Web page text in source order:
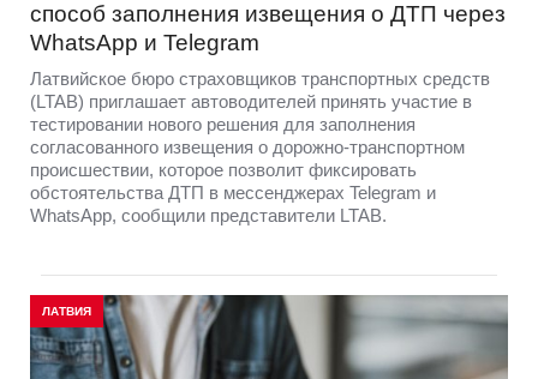
способ заполнения извещения о ДТП через
WhatsApp и Telegram
Латвийское бюро страховщиков транспортных средств
(LTAB) приглашает автоводителей принять участие в
тестировании нового решения для заполнения
согласованного извещения о дорожно-транспортном
происшествии, которое позволит фиксировать
обстоятельства ДТП в мессенджерах Telegram и
WhatsApp, сообщили представители LTAB.
ЛАТВИЯ